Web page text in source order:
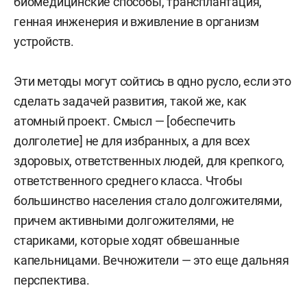
генная инженерия и вживление в организм
устройств.
Эти методы могут сойтись в одно русло, если это
сделать задачей развития, такой же, как
атомный проект. Смысл — [обеспечить
долголетие] не для избранных, а для всех
здоровых, ответственных людей, для крепкого,
ответственного среднего класса. Чтобы
большинство населения стало долгожителями,
причем активными долгожителями, не
стариками, которые ходят обвешанные
капельницами. Вечножители — это еще дальняя
перспектива.